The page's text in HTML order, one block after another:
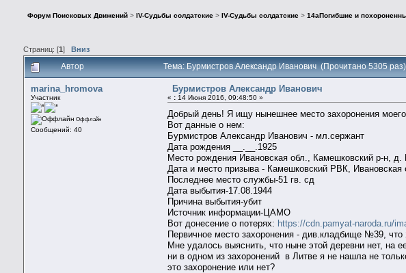
Форум Поисковых Движений > IV-Судьбы солдатские > IV-Судьбы солдатские >14аПогибшие и
Страниц: [1 ] Вниз
Автор Тема: Бурмистров Александр Иванович (Прочитано 5305 раз)
marina_hromova
Участник
Оффлайн
Сообщений: 40
Бурмистров Александр Иванович
« : 14 Июня 2016, 09:48:50 »
Добрый день! Я ищу нынешнее место захоронения
Вот данные о нем:
Бурмистров Александр Иванович - мл.сержант
Дата рождения __.__.1925
Место рождения Ивановская обл., Камешковский р-н,
Дата и место призыва - Камешковский РВК, Ивановская
Последнее место службы-51 гв. сд
Дата выбытия-17.08.1944
Причина выбытия-убит
Источник информации-ЦАМО
Вот донесение о потерях: https://cdn.pamyat-naroda.ru/
Первичное место захоронения - див.кладбище №39,
Мне удалось выяснить, что ныне этой деревни нет, на
ни в одном из захоронений в Литве я не нашла не
это захоронение или нет?